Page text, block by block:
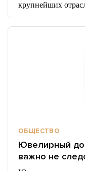
крупнейших
ОБЩЕСТВО
Ювелирный
важно не